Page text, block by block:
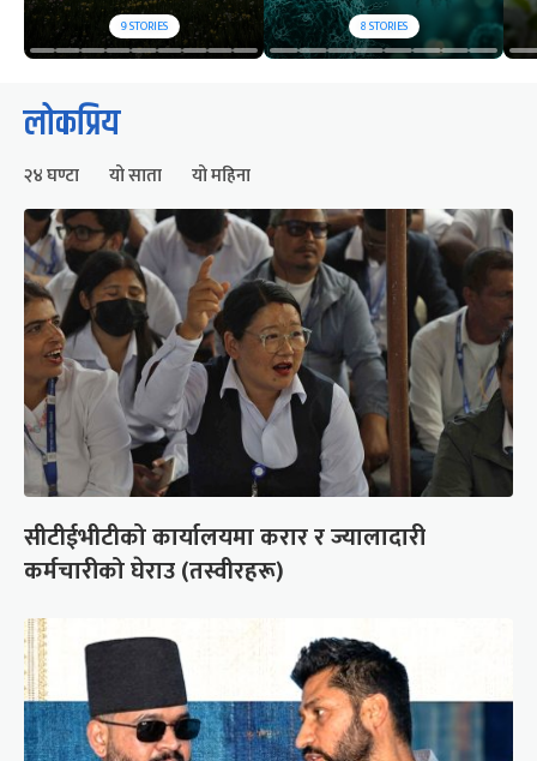
9STORIES 8STORIES
लोकप्रिय
२४ घण्टा यो साता यो महिना
सीटीईभीटीको कार्यालयमा करार र ज्यालादारी
कर्मचारीको घेराउ (तस्वीरहरू)